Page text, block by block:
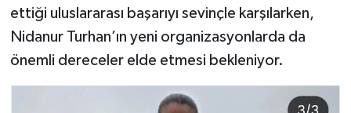
ettiği uluslararası başarıyı sevinçle karşılarken,
Nidanur Turhan’ın yeni organizasyonlarda da
önemli dereceler elde etmesi bekleniyor.